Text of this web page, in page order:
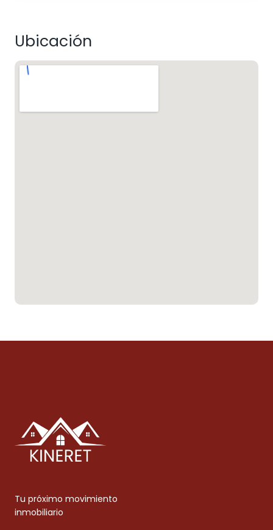
Ubicación
Tu próximo movimiento
inmobiliario